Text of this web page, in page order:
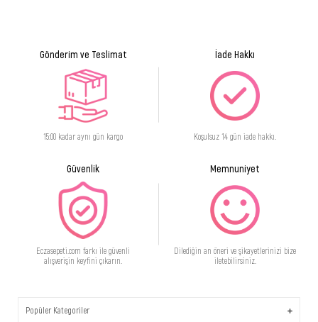
Gönderim ve Teslimat
15:00 kadar aynı gün kargo
İade Hakkı
Koşulsuz 14 gün iade hakkı.
Güvenlik
Eczasepeti.com farkı ile güvenli
alışverişin keyfini çıkarın.
Memnuniyet
Dilediğin an öneri ve şikayetlerinizi bize
iletebilirsiniz.
Popüler Kategoriler